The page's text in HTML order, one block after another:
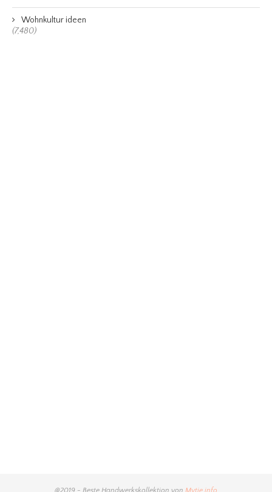
Wohnkultur ideen
(7,480)